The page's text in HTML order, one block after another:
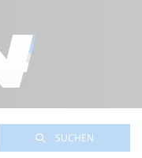
SUCHEN